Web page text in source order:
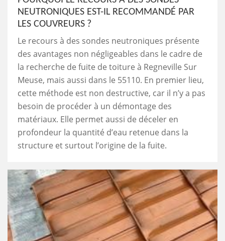
NEUTRONIQUES EST-IL RECOMMANDÉ PAR
LES COUVREURS ?
Le recours à des sondes neutroniques présente
des avantages non négligeables dans le cadre de
la recherche de fuite de toiture à Regneville Sur
Meuse, mais aussi dans le 55110. En premier lieu,
cette méthode est non destructive, car il n’y a pas
besoin de procéder à un démontage des
matériaux. Elle permet aussi de déceler en
profondeur la quantité d’eau retenue dans la
structure et surtout l’origine de la fuite.